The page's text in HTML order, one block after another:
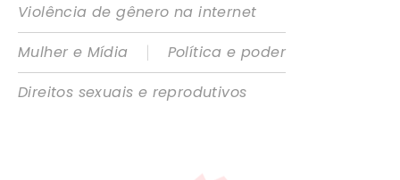
Violência de gênero na internet
Mulher e Mídia
|
Política e poder
Direitos sexuais e reprodutivos